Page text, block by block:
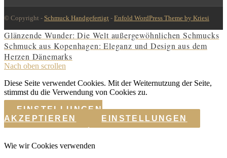
© Copyright - Schmuck Handgefertigt - Enfold WordPress Theme by Kriesi
Glänzende Wunder: Die Welt außergewöhnlichen Schmucks
Schmuck aus Kopenhagen: Eleganz und Design aus dem
Herzen Dänemarks
Nach oben scrollen
Diese Seite verwendet Cookies. Mit der Weiternutzung der Seite,
stimmst du die Verwendung von Cookies zu.
EINSTELLUNGEN
AKZEPTIEREN
EINSTELLUNGEN
Wie wir Cookies verwenden